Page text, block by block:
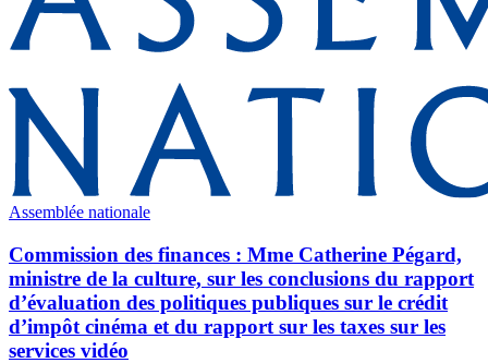
Assemblée nationale
Commission des finances : Mme Catherine Pégard,
ministre de la culture, sur les conclusions du rapport
d’évaluation des politiques publiques sur le crédit
d’impôt cinéma et du rapport sur les taxes sur les
services vidéo